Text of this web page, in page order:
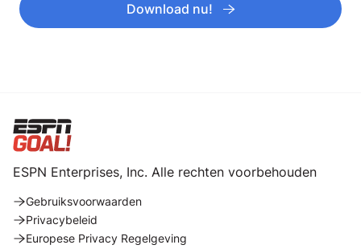
Download nu!
ESPN Enterprises, Inc. Alle rechten voorbehouden
Gebruiksvoorwaarden
Privacybeleid
Europese Privacy Regelgeving